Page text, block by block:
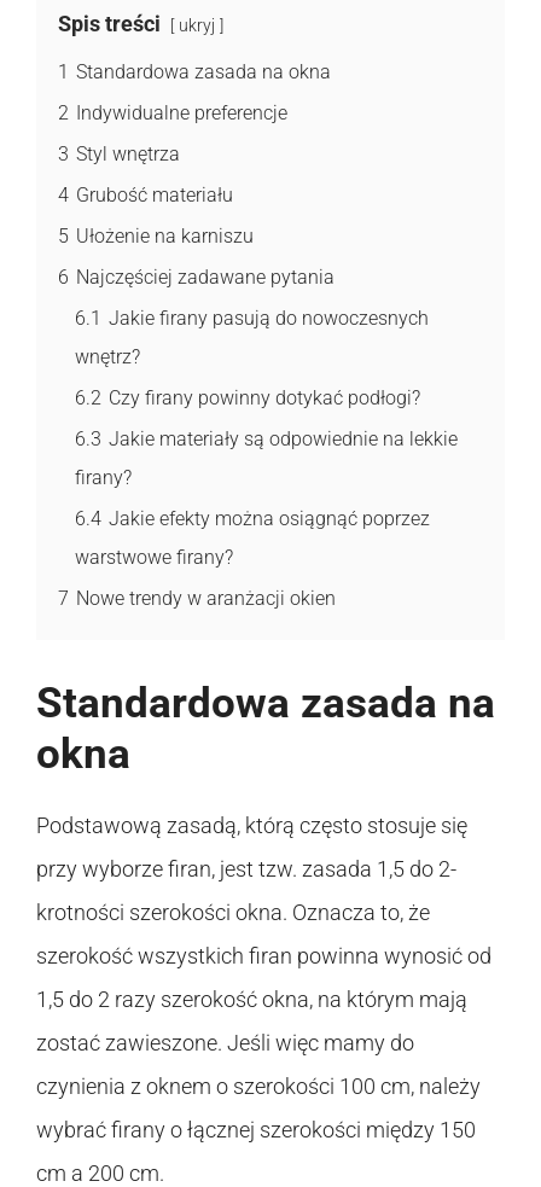
Spis treści ukryj
1 Standardowa zasada na okna
2 Indywidualne preferencje
3 Styl wnętrza
4 Grubość materiału
5 Ułożenie na karniszu
6 Najczęściej zadawane pytania
6.1 Jakie firany pasują do nowoczesnych
wnętrz?
6.2 Czy firany powinny dotykać podłogi?
6.3 Jakie materiały są odpowiednie na lekkie
firany?
6.4 Jakie efekty można osiągnąć poprzez
warstwowe firany?
7 Nowe trendy w aranżacji okien
Standardowa zasada na
okna
Podstawową zasadą, którą często stosuje się
przy wyborze firan, jest tzw. zasada 1,5 do 2-
krotności szerokości okna. Oznacza to, że
szerokość wszystkich firan powinna wynosić od
1,5 do 2 razy szerokość okna, na którym mają
zostać zawieszone. Jeśli więc mamy do
czynienia z oknem o szerokości 100 cm, należy
wybrać firany o łącznej szerokości między 150
cm a 200 cm.